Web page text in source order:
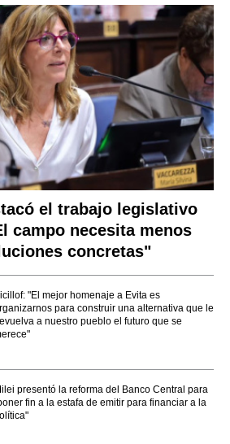
el trabajo legislativo
campo necesita menos
concretas"
"El mejor homenaje a Evita es
para construir una alternativa que le
a nuestro pueblo el futuro que se
presentó la reforma del Banco Central para
fin a la estafa de emitir para financiar a la